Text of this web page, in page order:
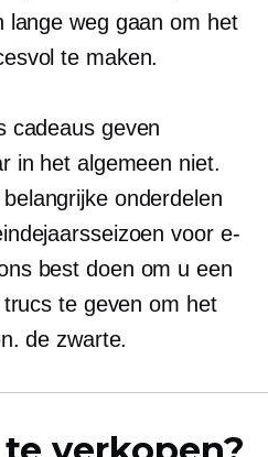
lange weg gaan om het
te maken.
cadeaus geven
in het algemeen niet.
onderdelen
voor e-
best doen om u een
te geven om het
de zwarte.